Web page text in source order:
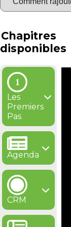
Chapitres
disponibles
Les
Premiers
Pas
Agenda
CRM